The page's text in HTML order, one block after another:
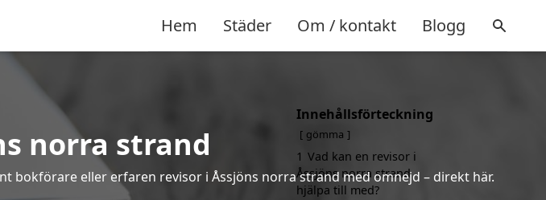
Hem Städer Om / kontakt Blogg
norra strand
bokförare eller erfaren revisor i Åssjöns norra strand med omnejd – direkt här.
Innehållsförteckning
gömma
1 Vad kan en revisor i
Åssjöns norra strand
hjälpa till med?